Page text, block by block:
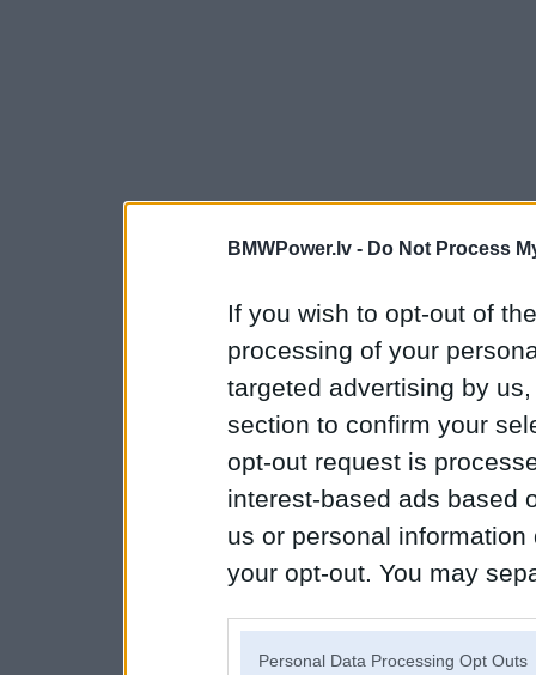
BMWPower.lv - Do Not Process
If you wish to opt-out of
processing of your
targeted advertising by
section to confirm your
opt-out request is
interest-based ads based
us or personal
your opt-out. You may
Personal Data Processing Opt Outs